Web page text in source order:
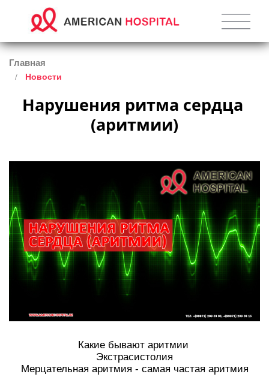
Главная
Новости
Нарушения ритма сердца
(аритмии)
Какие бывают аритмии
Экстрасистолия
Мерцательная аритмия - самая частая аритмия